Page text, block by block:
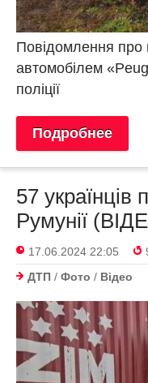
Повідомлення про
автомобілем
поліції
Подробнее
57
Румунії
17.06.2024 22:05
ДТП / Фото / Відео